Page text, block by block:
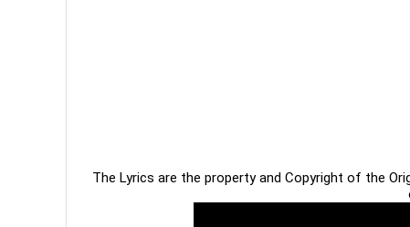
The Lyrics are the property and Copyright of the